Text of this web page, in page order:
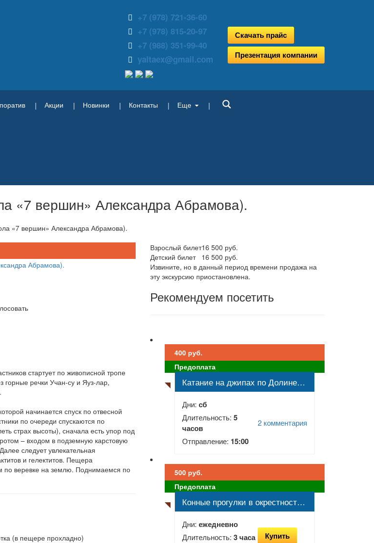
+7 (978) 721-36-60
+7 (978) 815-20-97
+7 (988) 351-99-40
yaltaex@gmail.com
Скачать прайс
Презентация компании
Акции Новинки Контакты Еще
«7 вершин» Александра Абрамова).
«7 вершин» Александра Абрамова).
стартует по живописной тропе
горные речки Учан-су и Яуз-лар,
начинается спуск по отвесной
по очереди спускаются по
страх высоты), сначала есть упор под
– входом в подземную карстовую
следует увлекательная
и гелектитов. Пещера
по веревке на землю. Поднимаемся по
(в пещере прохладно)
Взрослый билет16 500 руб.
Детский билет
16 500 руб.
Извините, но в данный период времени продажа на
эту экскурсию приостановлена.
Рекомендуем посетить
400 руб.
Предоплата
Катание на джипах по Долине Привидений (Демерджи)
Дни: сб
Длительность: 5
часов
Отправление: 15:00
2 комментария
500 руб.
Предоплата
Конные прогулки в окрестностях Ялты
Дни: ежедневно
Длительность: 3 часа Купить